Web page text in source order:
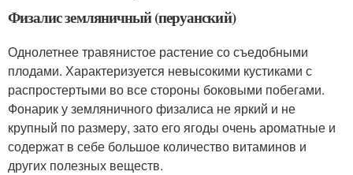
Физалис земляничный (перуанский)
Однолетнее травянистое растение со съедобными
плодами. Характеризуется невысокими кустиками с
распростертыми во все стороны боковыми побегами.
Фонарик у земляничного физалиса не яркий и не
крупный по размеру, зато его ягоды очень ароматные и
содержат в себе большое количество витаминов и
других полезных веществ.